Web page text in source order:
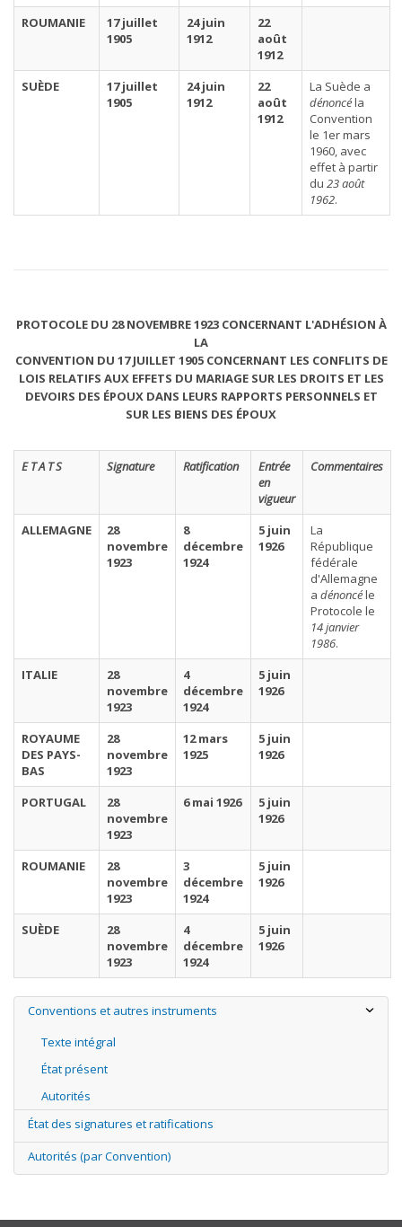
ROUMANIE
17 juillet
1905
24 juin
1912
22
août
1912
SUÈDE
17 juillet
1905
24 juin
1912
22
août
1912
La Suède a
dénoncéla
Convention
le 1er mars
1960, avec
effet à partir
du 23 août
1962.
PROTOCOLE DU 28 NOVEMBRE 1923 CONCERNANT L'ADHÉSION À
LA
CONVENTION DU 17 JUILLET 1905 CONCERNANT LES CONFLITS DE
LOIS RELATIFS AUX EFFETS DU MARIAGE SUR LES DROITS ET LES
DEVOIRS DES ÉPOUX DANS LEURS RAPPORTS PERSONNELS ET
SUR LES BIENS DES ÉPOUX
E T A T S Signature Ratification
Entrée
en
vigueur
Commentaires
ALLEMAGNE
28
novembre
1923
8
décembre
1924
5 juin
1926
La
République
fédérale
d'Allemagne
a dénoncéle
Protocole le
14 janvier
1986.
ITALIE
28
novembre
1923
4
décembre
1924
5 juin
1926
ROYAUME
DES PAYS-
BAS
28
novembre
1923
12 mars
1925
5 juin
1926
PORTUGAL
28
novembre
1923
6 mai 1926
5 juin
1926
ROUMANIE
28
novembre
1923
3
décembre
1924
5 juin
1926
SUÈDE
28
novembre
1923
4
décembre
1924
5 juin
1926
Conventions et autres instruments
Texte intégral
État présent
Autorités
État des signatures et ratifications
Autorités (par Convention)